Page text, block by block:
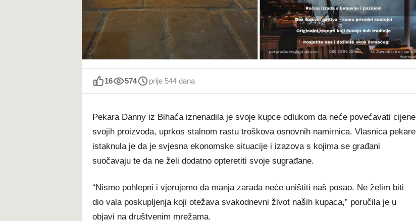
16 574 prije 544 dana
Pekara Danny iz Bihaća iznenadila je svoje kupce odlukom da neće povećavati cijene
svojih proizvoda, uprkos stalnom rastu troškova osnovnih namirnica. Vlasnica pekare
istaknula je da je svjesna ekonomske situacije i izazova s kojima se građani
suočavaju te da ne želi dodatno opteretiti svoje sugrađane.
“Nismo pohlepni i vjerujemo da manja zarada neće uništiti naš posao. Ne želim biti
dio vala poskupljenja koji otežava svakodnevni život naših kupaca,” poručila je u
objavi na društvenim mrežama.